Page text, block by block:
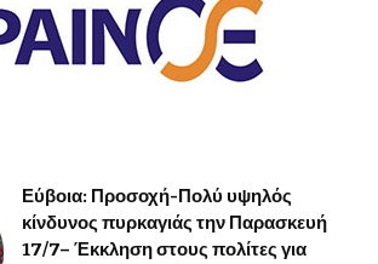
Εύβοια: Προσοχή-Πολύ υψηλός
κίνδυνος πυρκαγιάς την Παρασκευή
17/7– Έκκληση στους πολίτες για